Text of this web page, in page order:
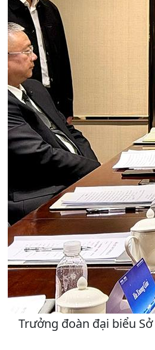
Trưởng đoàn đại biểu